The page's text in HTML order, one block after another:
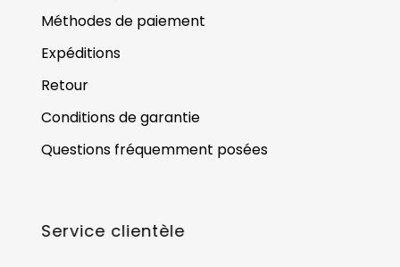
Méthodes de paiement
Expéditions
Retour
Conditions de garantie
Questions fréquemment posées
Service clientèle